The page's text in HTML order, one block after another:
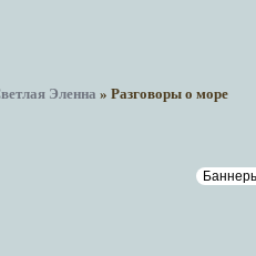
Эленна »Разговоры о море